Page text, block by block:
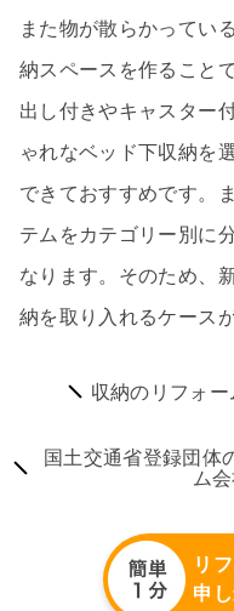
また物が散らかってい
納スペースを作ること
出し付きやキャスター
ゃれなベッド下収納を
できておすすめです。
テムをカテゴリー別に
なります。そのため、
納を取り入れるケース
収納のリフォ
国土交通省登録団体
ム
リ
申